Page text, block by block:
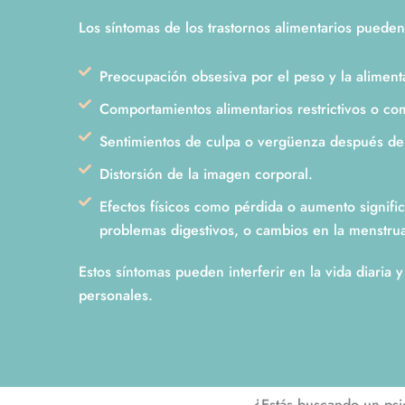
Los síntomas de los trastornos alimentarios
Preocupación obsesiva por el peso y la
Comportamientos alimentarios restrictivos o
Sentimientos de culpa o vergüenza después
Distorsión de la imagen corporal.
Efectos físicos como pérdida o aumento
problemas digestivos, o cambios en la
Estos síntomas pueden interferir en la vida diaria
personales.